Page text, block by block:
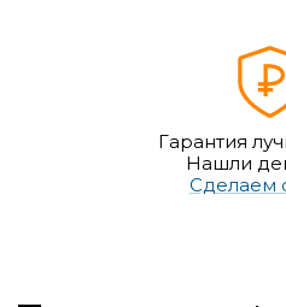
Гарантия
Нашли
Сделаем